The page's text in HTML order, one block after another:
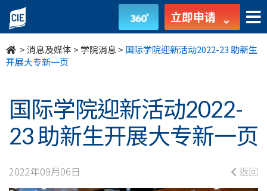
国
际
学
迎
新
活
立即申请
>消息及媒体 >学院消息 > 国际学院迎新活动2022-23 助新生
开展大专新一页
国际学院迎新活动2022-
23 助新生开展大专新一页
2022年09月06日 返回